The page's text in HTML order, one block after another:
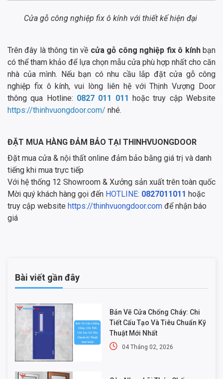
Cửa gỗ công nghiệp fix ô kính với thiết kế hiện đại
Trên đây là thông tin về cửa gỗ công nghiệp fix ô kínhbạn
có thể tham khảo để lựa chọn mẫu cửa phù hợp nhất cho căn
nhà của mình. Nếu bạn có nhu cầu lắp đặt cửa gỗ công
nghiệp fix ô kính, vui lòng liên hệ với Thịnh Vượng Door
thông qua Hotline: 0827 011 011 hoặc truy cập Website
https://thinhvuongdoor.com/ nhé.
ĐẶT MUA HÀNG ĐẢM BẢO TẠI THINHVUONGDOOR
Đặt mua cửa & nội thất online đảm bảo bằng giá trị và danh
tiếng khi mua trực tiếp
Với hệ thống 12 Showroom & Xưởng sản xuất trên toàn quốc
Mời quý khách hàng gọi đến HOTLINE: 0827011011 hoặc
truy cập website https://thinhvuongdoor.com để nhận báo
giá
Bài viết gần đây
Bản Vẽ Cửa Chống Cháy: Chi
Tiết Cấu Tạo Và Tiêu Chuẩn Kỹ
Thuật Mới Nhất
04 Tháng 02, 2026